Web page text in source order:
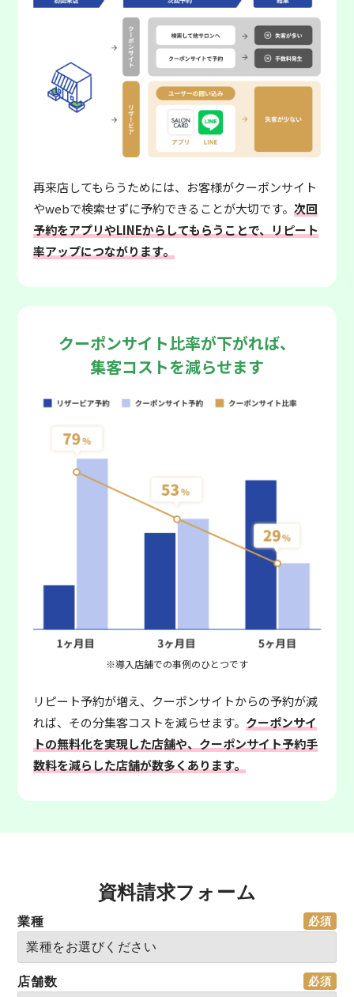
再来店してもらうためには、お客様がクーポンサイト
やwebで検索せずに予約できることが大切です。次回
予約をアプリやLINEからしてもらうことで、リピート
率アップにつながります。
クーポンサイト比率が下がれば、
集客コストを減らせます
※導入店舗での事例のひとつです
リピート予約が増え、クーポンサイトからの予約が減
れば、その分集客コストを減らせます。 クーポンサイ
トの無料化を実現した店舗や、クーポンサイト予約手
数料を減らした店舗が数多くあります。
資料請求フォーム
業種
店舗数